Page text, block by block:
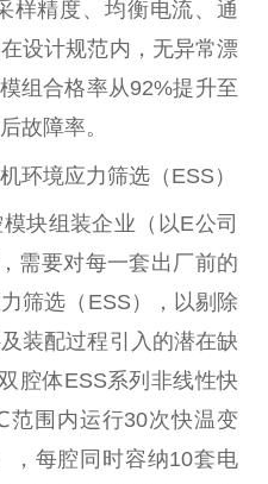
样精度、均衡电流、通
设计规范内，无异常漂
组合格率从92%提升至
故障率。
环境应力筛选（ESS）
块组装企业（以E公司
需要对每一套出厂前的
筛选（ESS），以剔除
装配过程引入的潜在缺
腔体ESS系列非线性快
围内运行30次快温变
，每腔同时容纳10套电